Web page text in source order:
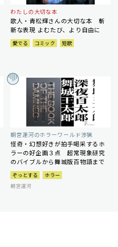
わたしの大切な本
歌人・青松輝さんの大切な本 斬
新な表現 よむたび、より自由に
愛でる コミック 短歌
朝宮運河のホラーワールド渉猟
怪奇・幻想好きが拍手喝采するホ
ラーの好企画３点 超常現象研究
のバイブルから舞城版百物語まで
ぞっとする
ホラー
朝宮運河